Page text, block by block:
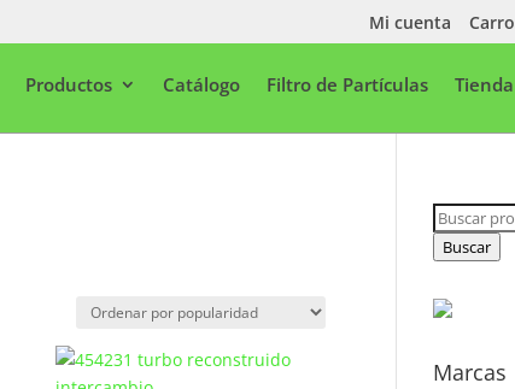
Mi cuenta Carro
Productos Catálogo Filtro de Partículas Tienda
Buscar
por:
Buscar
Marcas